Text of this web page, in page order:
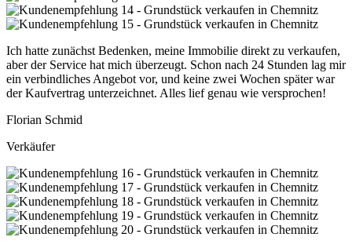
Ich hatte zunächst Bedenken, meine Immobilie direkt zu verkaufen,
aber der Service hat mich überzeugt. Schon nach 24 Stunden lag mir
ein verbindliches Angebot vor, und keine zwei Wochen später war
der Kaufvertrag unterzeichnet. Alles lief genau wie versprochen!
Florian Schmid
Verkäufer